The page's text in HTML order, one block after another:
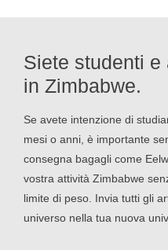
Siete studenti e
in Zimbabwe.
Se avete intenzione di
mesi o anni, è importante
consegna bagagli come
vostra attività Zimbabwe
limite di peso. Invia tutti gli
universo nella tua nuova